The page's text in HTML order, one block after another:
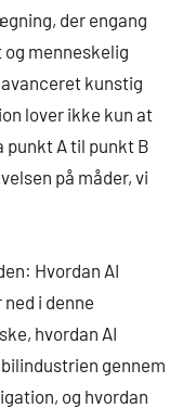
der engang
menneskelig
kunstig
lover ikke kun at
A til punkt B
på måder, vi
Hvordan AI
i denne
hvordan AI
gennem
og hvordan